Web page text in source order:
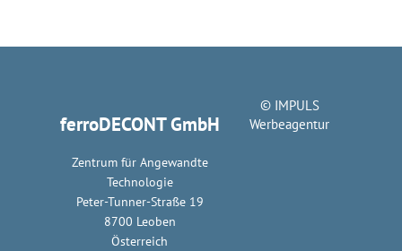
ferroDECONT GmbH
Zentrum für Angewandte
Technologie
Peter-Tunner-Straße 19
8700 Leoben
Österreich
© IMPULS
Werbeagentur